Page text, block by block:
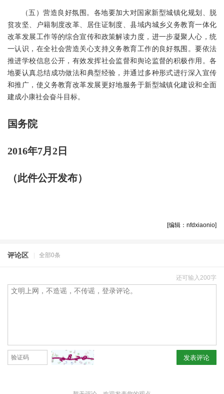
（五）营造良好氛围。各地要加大对国家新型城镇化规划、脱
贫攻坚、户籍制度改革、居住证制度、县域内城乡义务教育一体化
改革发展工作等的综合宣传和政策解读力度，进一步凝聚人心，统
一认识，在全社会营造关心支持义务教育工作的良好氛围。要依法
推进学校信息公开，有效发挥社会监督和舆论监督的积极作用。各
地要认真总结成功做法和典型经验，并通过多种形式进行深入宣传
和推广，使义务教育改革发展更好地服务于新型城镇化建设和全面
建成小康社会奋斗目标。
国务院
2016年7月2日
（此件公开发布）
[编辑：nfdxiaonio]
评论区 全部0条
还可输入200字
发表评论